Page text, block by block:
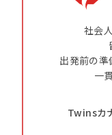
社会
出発前の
一
Twinsカ